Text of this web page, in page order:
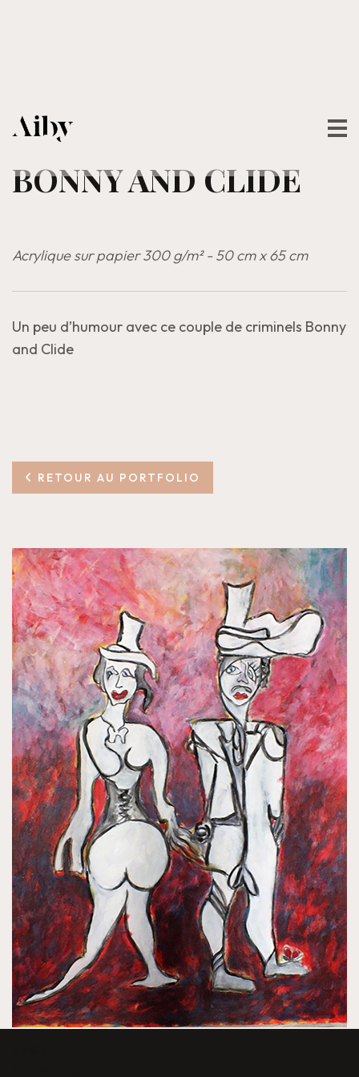
BONNY AND CLIDE
Acrylique sur papier 300 g/m² - 50 cm x 65 cm
Un peu d’humour avec ce couple de criminels Bonny
and Clide
RETOUR AU PORTFOLIO